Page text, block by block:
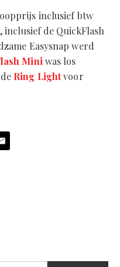
inclusief btw
inclusief de QuickFlash
Easysnap werd
Miniwas los
Ring Lightvoor